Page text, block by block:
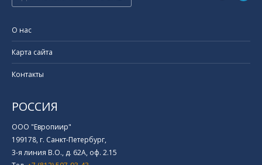
РОССИЯ
ООО "Европиир"
199178, г. Санкт-Петербург,
3-я линия В.О., д. 62А, оф. 2.15
О нас
Карта сайта
Контакты